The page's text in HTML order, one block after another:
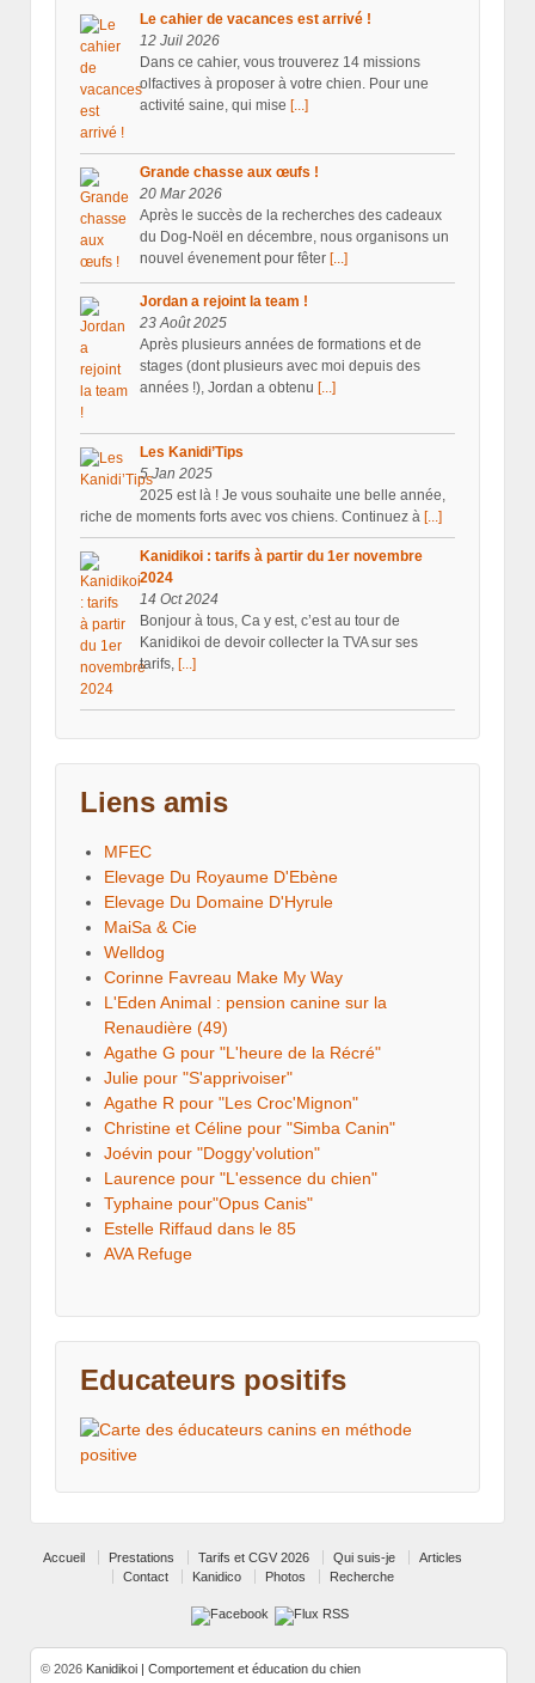
Le cahier de vacances est arrivé !
12 Juil 2026
Dans ce cahier, vous trouverez 14 missions
olfactives à proposer à votre chien. Pour une
activité saine, qui mise [...]
Grande chasse aux œufs !
20 Mar 2026
Après le succès de la recherches des cadeaux
du Dog-Noël en décembre, nous organisons un
nouvel évenement pour fêter [...]
Jordan a rejoint la team !
23 Août 2025
Après plusieurs années de formations et de
stages (dont plusieurs avec moi depuis des
années !), Jordan a obtenu [...]
Les Kanidi’Tips
5 Jan 2025
2025 est là ! Je vous souhaite une belle année,
riche de moments forts avec vos chiens. Continuez à [...]
Kanidikoi : tarifs à partir du 1er novembre
2024
14 Oct 2024
Bonjour à tous, Ca y est, c’est au tour de
Kanidikoi de devoir collecter la TVA sur ses
tarifs, [...]
Liens amis
MFEC
Elevage Du Royaume D'Ebène
Elevage Du Domaine D'Hyrule
MaiSa & Cie
Welldog
Corinne Favreau Make My Way
L'Eden Animal : pension canine sur la
Renaudière (49)
Agathe G pour "L'heure de la Récré"
Julie pour "S'apprivoiser"
Agathe R pour "Les Croc'Mignon"
Christine et Céline pour "Simba Canin"
Joévin pour "Doggy'volution"
Laurence pour "L'essence du chien"
Typhaine pour"Opus Canis"
Estelle Riffaud dans le 85
AVA Refuge
Educateurs positifs
Accueil Prestations Tarifs et CGV 2026 Qui suis-je
Articles
Contact
Kanidico Photos Recherche
© 2026 Kanidikoi | Comportement et éducation du chien